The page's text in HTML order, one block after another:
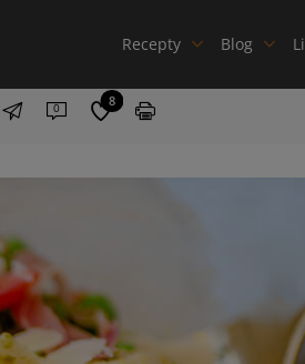
Recepty Blog
0 8